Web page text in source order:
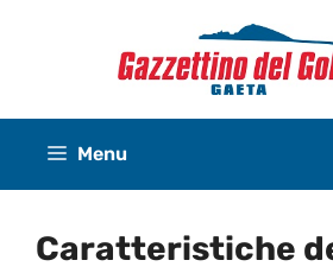
Menu
Caratteristiche